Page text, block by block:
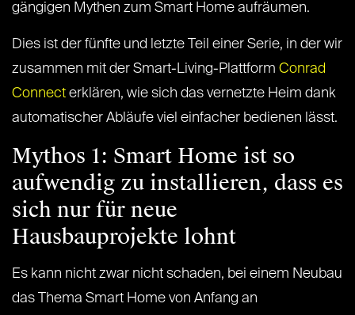
gängigen Mythen zum Smart Home aufräumen.
Dies ist der fünfte und letzte Teil einer Serie, in der wir
zusammen mit der Smart-Living-Plattform Conrad
Connect erklären, wie sich das vernetzte Heim dank
automatischer Abläufe viel einfacher bedienen lässt.
Mythos 1: Smart Home ist so
aufwendig zu installieren, dass es
sich nur für neue
Hausbauprojekte lohnt
Es kann nicht zwar nicht schaden, bei einem Neubau
das Thema Smart Home von Anfang an